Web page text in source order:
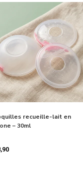
recueille-lait en
– 30ml